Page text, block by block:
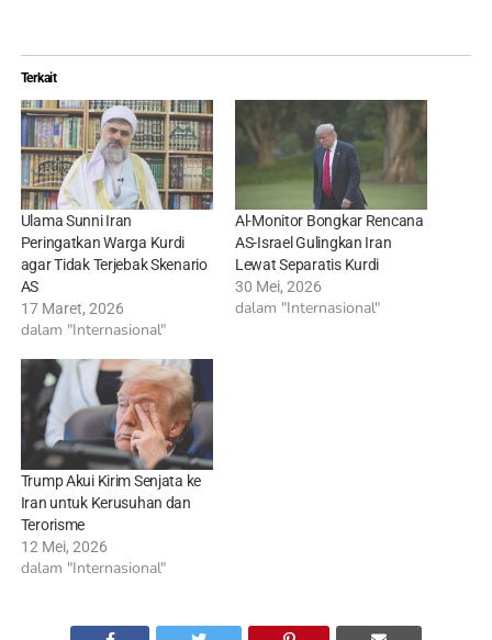
Terkait
Ulama Sunni Iran
Peringatkan Warga Kurdi
agar Tidak Terjebak Skenario
AS
17 Maret, 2026
dalam "Internasional"
Al-Monitor Bongkar Rencana
AS-Israel Gulingkan Iran
Lewat Separatis Kurdi
30 Mei, 2026
dalam "Internasional"
Trump Akui Kirim Senjata ke
Iran untuk Kerusuhan dan
Terorisme
12 Mei, 2026
dalam "Internasional"